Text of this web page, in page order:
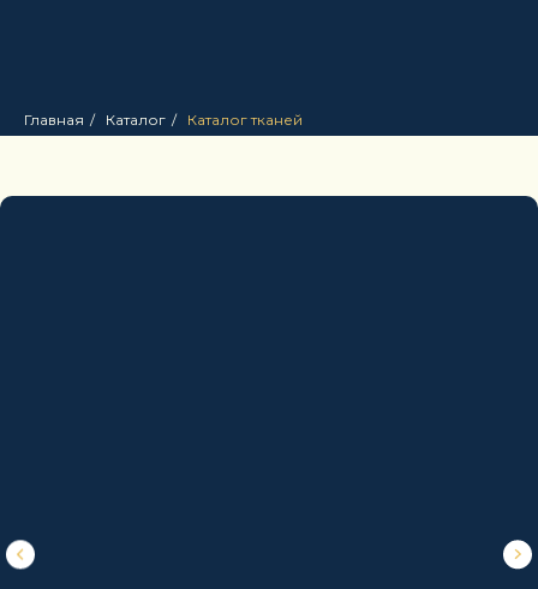
Главная / Каталог / Каталог тканей